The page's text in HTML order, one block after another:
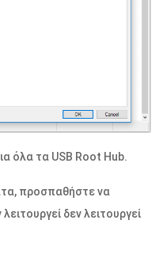
όλα τα USB Root Hub.
προσπαθήστε να
δεν λειτουργεί